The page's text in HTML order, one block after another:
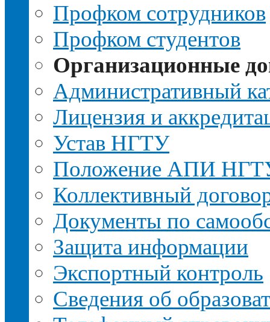
Профком сотрудников
Профком студентов
Организационные
Административный
Лицензия и
Устав НГТУ
Положение АПИ
Коллективный
Документы по
Защита информации
Экспортный контроль
Сведения об